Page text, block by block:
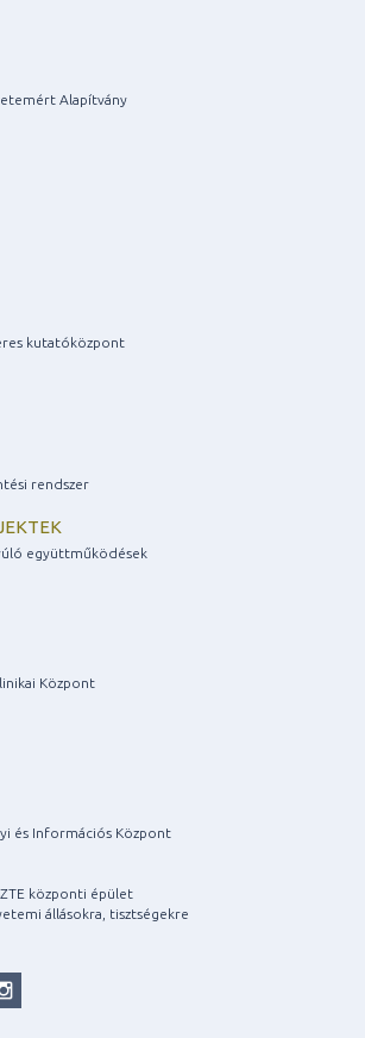
Alapítvány
kutatóközpont
rendszer
együttműködések
Központ
és Információs Központ
központi épület
állásokra, tisztségekre